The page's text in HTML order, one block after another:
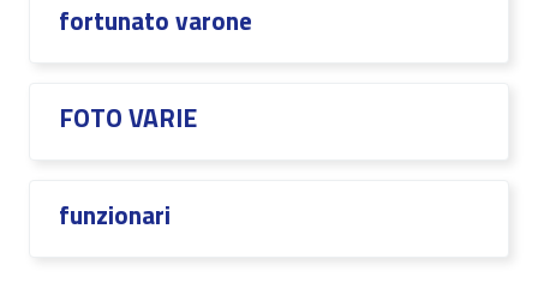
fortunato varone
FOTO VARIE
funzionari